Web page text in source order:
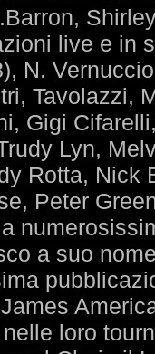
live e in
N.
Tavolazzi,
Gigi
Lyn,
Rotta, Nick
Peter
a suo
loro